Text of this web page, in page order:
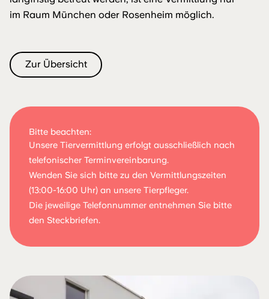
im Raum München oder Rosenheim möglich.
Zur Übersicht
Bitte beachten:
Unsere Tiervermittlung erfolgt ausschließlich nach
telefonischer Terminvereinbarung.
Wenden Sie sich bitte zu den Vermittlungszeiten
(13:00-16:00 Uhr) an unsere Tierpfleger.
Die jeweilige Telefonnummer entnehmen Sie bitte
den Steckbriefen.